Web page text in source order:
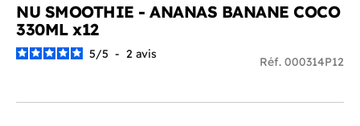
NU SMOOTHIE - ANANAS BANANE COCO
330ML x12
5/5 - 2 avis
Réf. 000314P12